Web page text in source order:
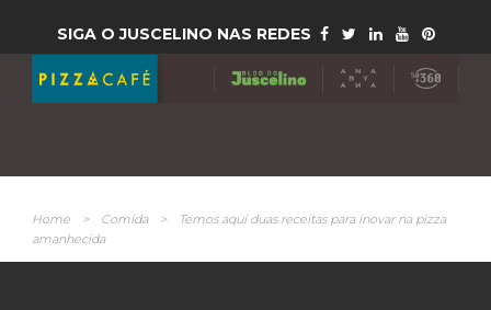
SIGA O JUSCELINO NAS REDES
Home > Comida >
Temos aqui duas receitas para inovar na pizza
amanhecida